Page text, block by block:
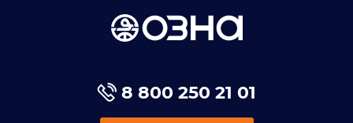
8 800 250 21 01